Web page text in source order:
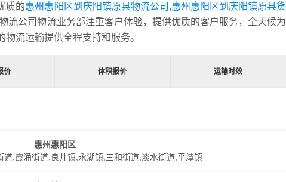
质的惠州惠阳区到庆阳镇原县物流公司,惠州惠阳区到庆阳镇原县货
流公司物流业务部注重客户体验，提供优质的客户服务，全天候为
流运输提供全程支持和服务。
价 体积报价 运输时效
惠州惠阳区
道,霞涌街道,良井镇,永湖镇,三和街道,淡水街道,平潭镇